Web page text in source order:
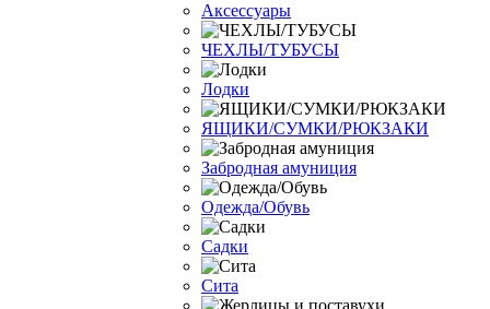
Аксессуары
ЧЕХЛЫ/ТУБУСЫ
Лодки
ЯЩИКИ/СУМКИ/РЮКЗАКИ
Забродная амуниция
Одежда/Обувь
Садки
Сита